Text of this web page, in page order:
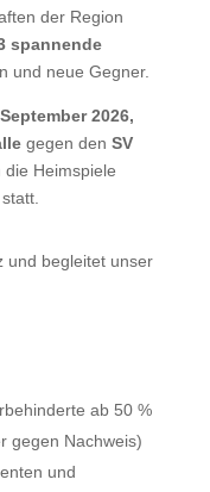
der Region
spannende
und neue Gegner.
2026,
gegen den SV
die Heimspiele
und begleitet unser
ab 50 %
gegen Nachweis)
und